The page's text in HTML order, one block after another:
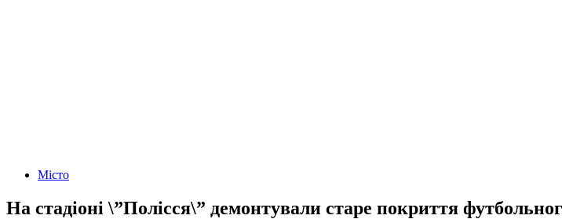
Місто
На стадіоні \”Полісся\” демонтували старе покриття